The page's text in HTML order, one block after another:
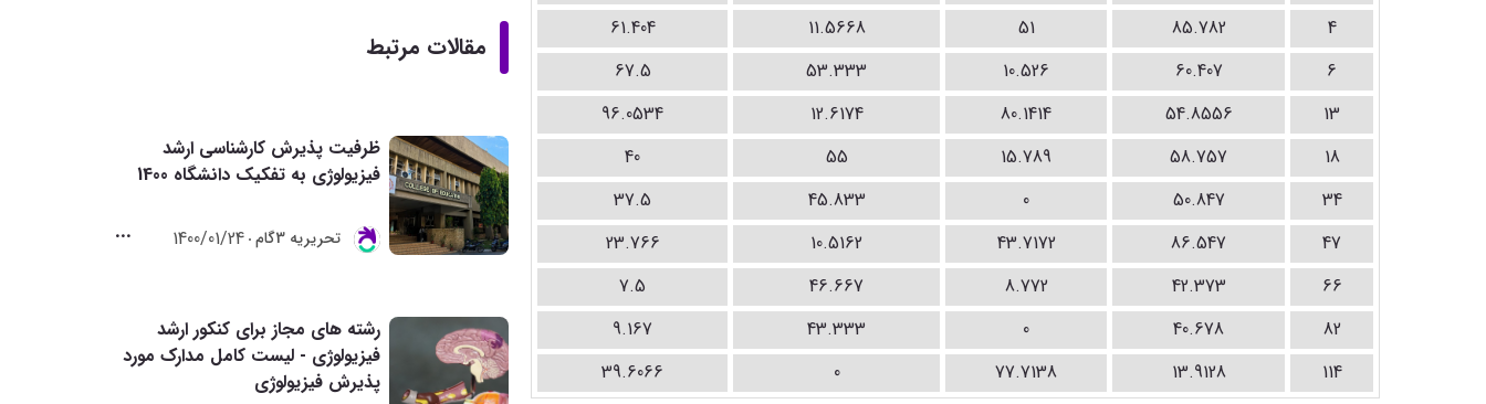
4
85.782
51
11.5668
61.404
6
60.407
10.526
53.333
67.5
13
54.8556
80.1414
12.6174
96.0534
18
58.757
15.789
55
40
34
50.847
0
45.833
37.5
47
86.547
43.7172
10.5162
23.766
66
42.373
8.772
46.667
7.5
82
40.678
0
43.333
9.167
114
13.9128
77.7138
0
39.6066
مقالات مرتبط
ظرفیت پذیرش کارشناسی ارشد
فیزیولوژی به تفکیک دانشگاه 1400
تحريريه 3گام 1400/01/24
رشته های مجاز برای کنکور ارشد
فیزیولوژی - لیست کامل مدارک مورد
پذیرش فیزیولوژی